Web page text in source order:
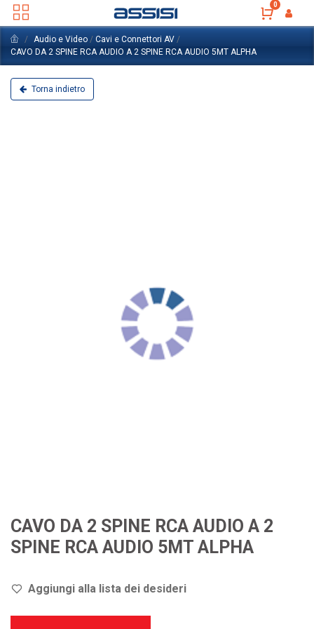
0
Audio e Video / Cavi e Connettori AV /
CAVO DA 2 SPINE RCA AUDIO A 2 SPINE RCA AUDIO 5MT ALPHA
Torna indietro
CAVO DA 2 SPINE RCA AUDIO A 2
SPINE RCA AUDIO 5MT ALPHA
Aggiungi alla lista dei desideri